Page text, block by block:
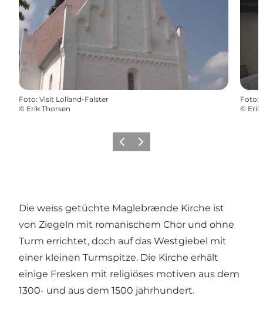
Foto: Visit Lolland-Falster
© Erik Thorsen
Foto:
© Erik
ZurückWeiter
Die weiss getüchte Maglebrænde Kirche ist
von Ziegeln mit romanischem Chor und ohne
Turm errichtet, doch auf das Westgiebel mit
einer kleinen Turmspitze. Die Kirche erhält
einige Fresken mit religiöses motiven aus dem
1300- und aus dem 1500 jahrhundert.